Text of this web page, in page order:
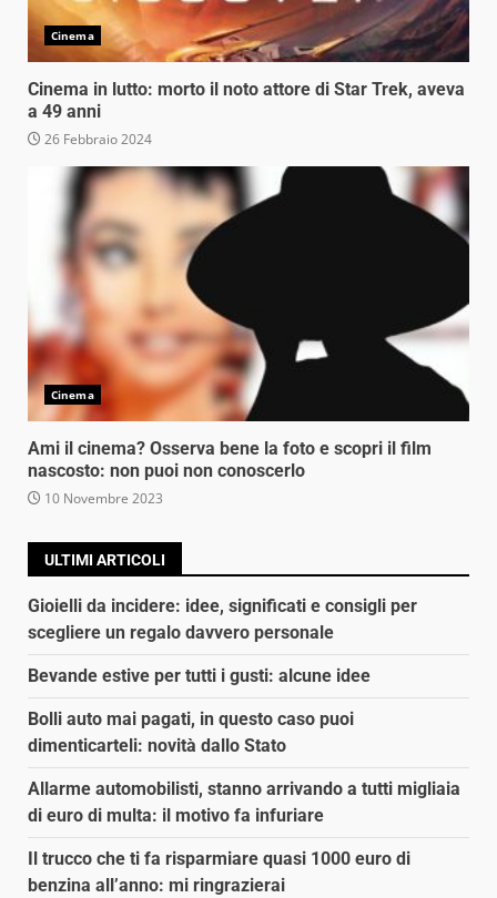
Cinema
Cinema in lutto: morto il noto attore di Star Trek, aveva
a 49 anni
26 Febbraio 2024
Cinema
Ami il cinema? Osserva bene la foto e scopri il film
nascosto: non puoi non conoscerlo
10 Novembre 2023
ULTIMI ARTICOLI
Gioielli da incidere: idee, significati e consigli per
scegliere un regalo davvero personale
Bevande estive per tutti i gusti: alcune idee
Bolli auto mai pagati, in questo caso puoi
dimenticarteli: novità dallo Stato
Allarme automobilisti, stanno arrivando a tutti migliaia
di euro di multa: il motivo fa infuriare
Il trucco che ti fa risparmiare quasi 1000 euro di
benzina all’anno: mi ringrazierai